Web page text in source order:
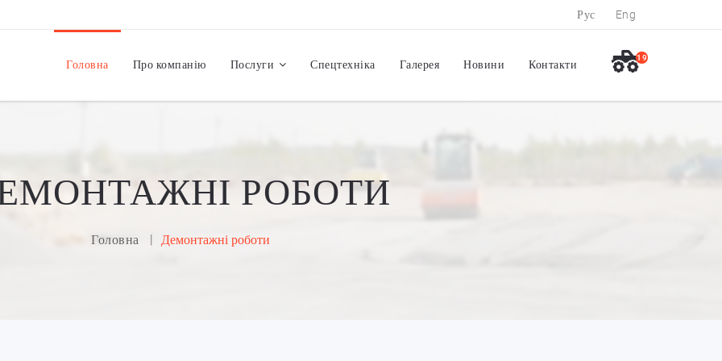
Рус Eng
19
Головна Про компанію Послуги Спецтехніка Галерея Новини Контакти
РОБОТИ
Головна Демонтажні роботи